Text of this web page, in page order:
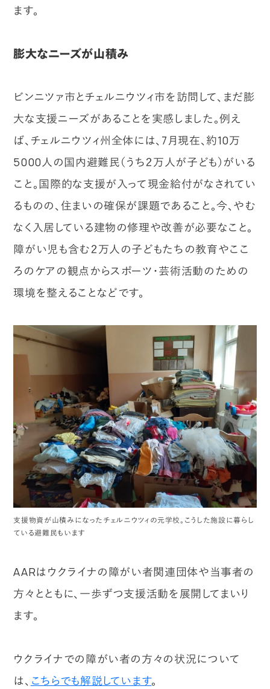
ます。
膨大なニーズが山積み
ビンニツァ市とチェルニウツィ市を訪問して、まだ膨
大な支援ニーズがあることを実感しました。例え
ば、チェルニウツィ州全体には、7月現在、約10万
5000人の国内避難民（うち２万人が子ども）がいる
こと。国際的な支援が入って現金給付がなされてい
るものの、住まいの確保が課題であること。今、やむ
なく入居している建物の修理や改善が必要なこと。
障がい児も含む２万人の子どもたちの教育やここ
ろのケアの観点からスポーツ・芸術活動のための
環境を整えることなどです。
支援物資が山積みになったチェルニウツィの元学校。こうした施設に暮らし
ている避難民もいます
AARはウクライナの障がい者関連団体や当事者の
方々とともに、一歩ずつ支援活動を展開してまいり
ます。
ウクライナでの障がい者の方々の状況について
は、 こちらでも解説しています。